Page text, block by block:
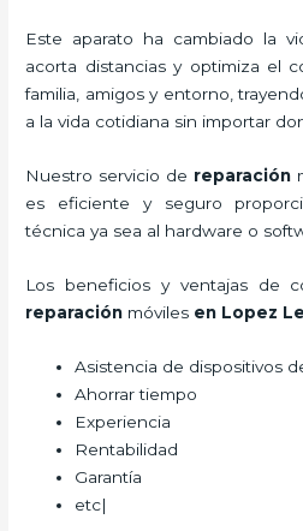
Este aparato ha cambiado la
acorta distancias y optimiza el
familia, amigos y entorno,
a la vida cotidiana sin importar
Nuestro servicio de reparación
es eficiente y seguro
técnica ya sea al hardware o
Los beneficios y ventajas de
reparación móviles en Lopez
Asistencia de dispositivos
Ahorrar tiempo
Experiencia
Rentabilidad
Garantía
etc|